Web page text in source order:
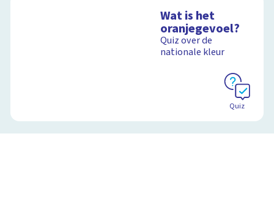
Wat is het
oranjegevoel?
Quiz over de
nationale kleur
Quiz